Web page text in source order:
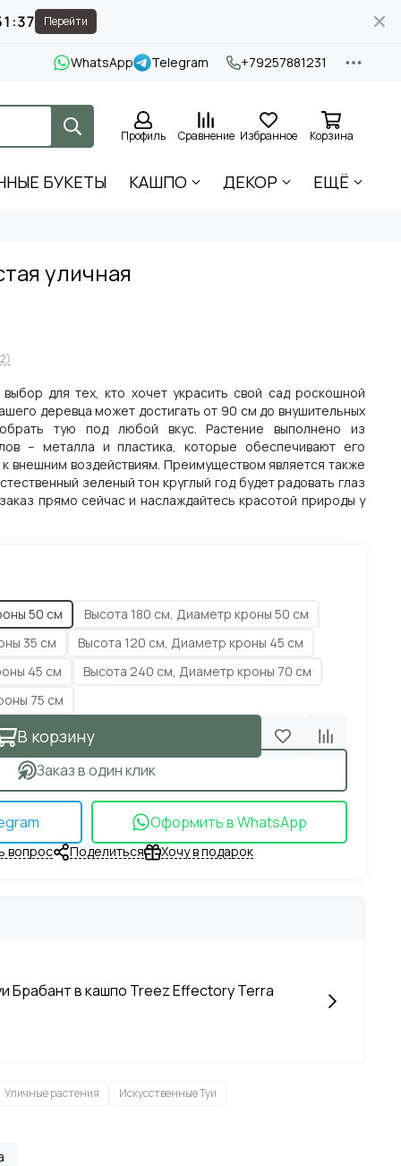
Перейти
WhatsApp Telegram +79257881231
Профиль Сравнение Избранное Корзина
БУКЕТЫ КАШПО ДЕКОР ЕЩЁ
уличная
для тех, кто хочет украсить свой сад роскошной
деревца может достигать от 90 см до внушительных
тую под любой вкус. Растение выполнено из
– металла и пластика, которые обеспечивают его
к внешним воздействиям. Преимуществом является также
зеленый тон круглый год будет радовать глаз
прямо сейчас и наслаждайтесь красотой природы у
50 см
Высота 180 см, Диаметр кроны 50 см
35 см
Высота 120 см, Диаметр кроны 45 см
45 см
Высота 240 см, Диаметр кроны 70 см
75 см
В корзину
Заказ в один клик
Оформить в WhatsApp
вопрос Поделиться Хочу в подарок
Брабант в кашпо Treez Effectory Terra
Уличные растения Искусственные Туи